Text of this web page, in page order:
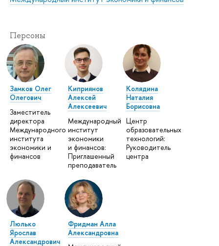
Персоны
Замков Олег
Олегович
Заместитель
директора
Международного
института
экономики и
финансов
Киприянов
Алексей
Алексеевич
Международный
институт
экономики
и финансов:
Приглашенный
преподаватель
Колядина
Наталия
Борисовна
Центр
образовательных
технологий:
Руководитель
центра
Люлько
Ярослав
Александрович
Фридман Алла
Александровна